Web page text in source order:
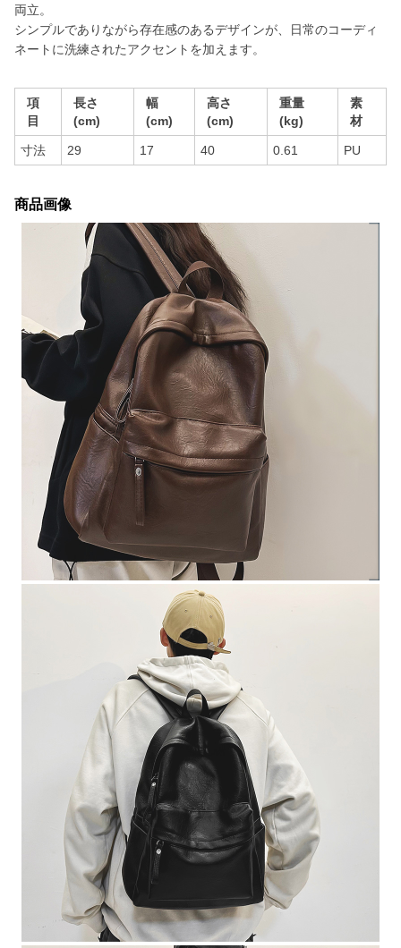
両立。
シンプルでありながら存在感のあるデザインが、日常のコーディ
ネートに洗練されたアクセントを加えます。
項
目
長さ
(cm)
幅
(cm)
高さ
(cm)
重量
(kg)
素
材
寸法 29 17 40 0.61 PU
商品画像